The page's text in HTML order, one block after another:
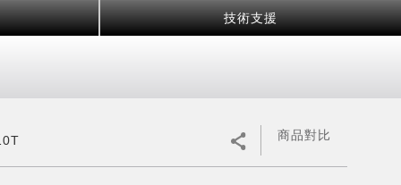
酷冷袋
技術支援
商品對比